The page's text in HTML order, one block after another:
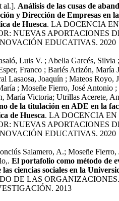
al.]. Análisis de las cusas de
y Dirección de Empresas en
de Huesca. LA DOCENCIA
NUEVAS APORTACIONES
EDUCATIVAS. 2020
Luis V. ; Abella Garcés, Silvia
Franco ; Barlés Arizón, María
Lasaosa, Joaquín ; Mateos Royo,
; Moseñe Fierro, José Antonio
María Victoria; Utrillas Acerete,
de la titulación en ADE en la
de Huesca. LA DOCENCIA
NUEVAS APORTACIONES
EDUCATIVAS. 2020
Salamero, A.; Moseñe
El portafolio como método de
ciencias sociales en la
DE LAS
2013